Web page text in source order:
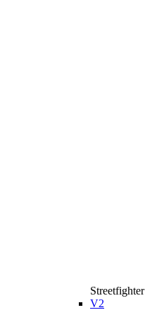
Streetfighter
V2